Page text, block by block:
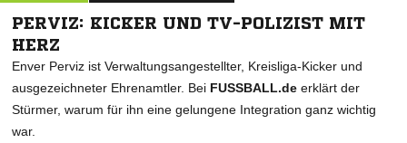
PERVIZ: KICKER UND TV-POLIZIST MIT
HERZ
Enver Perviz ist Verwaltungsangestellter, Kreisliga-Kicker und
ausgezeichneter Ehrenamtler. Bei FUSSBALL.de erklärt der
Stürmer, warum für ihn eine gelungene Integration ganz wichtig
war.